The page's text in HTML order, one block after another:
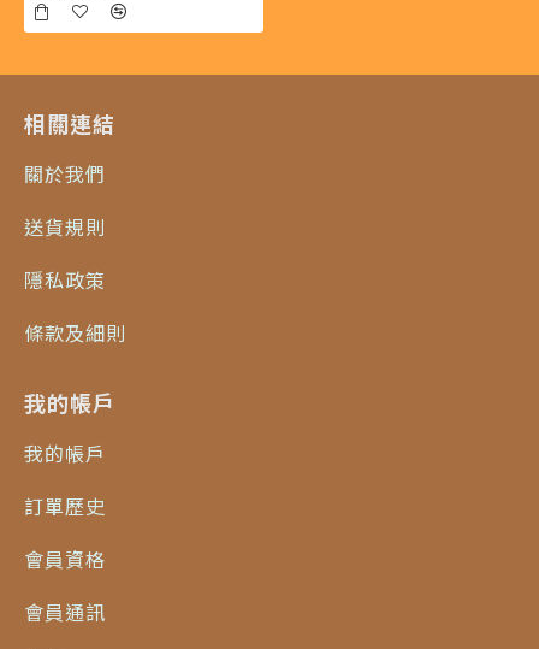
相關連結
關於我們
送貨規則
隱私政策
條款及細則
我的帳戶
我的帳戶
訂單歷史
會員資格
會員通訊